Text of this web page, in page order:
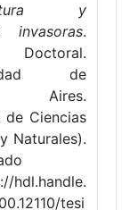
y
invasoras.
de
Aires.
de Ciencias
Naturales).
hdl.handle.
tesi